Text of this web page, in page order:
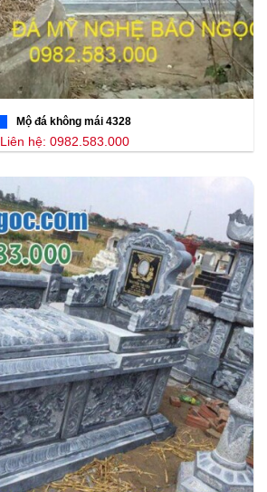
Mộ đá không mái 4328
Liên hệ: 0982.583.000